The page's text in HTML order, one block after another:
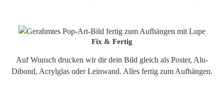
Fix & Fertig
Auf Wunsch drucken wir dir dein Bild gleich als Poster, Alu-
Dibond, Acrylglas oder Leinwand. Alles fertig zum Aufhängen.